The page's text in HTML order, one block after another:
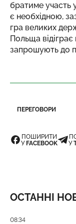
братиме участь
є необхідною,
гра великих
Польща
запрошують до
ПЕРЕГОВОРИ
ПОШИРИТИ
У FACEBOOK
У
ОСТАННІ
Дата публікації
08:34